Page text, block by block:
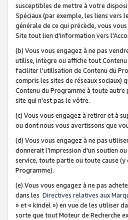
susceptibles de mettre à votre
Spéciaux (par exemple, les liens vers
générale de ce qui précède, vous
Site tout lien d'information vers
(b) Vous vous engagez à ne pas
utilise, intègre ou affiche tout
faciliter l'utilisation de Contenu du
compris les sites de réseaux sociaux)
Contenu du Programme à toute
site qui n'est pas le vôtre.
(c) Vous vous engagez à retirer et à
ou dont nous vous avertissons que
(d) Vous vous engagez à ne pas
donnerait l'impression d'un soutien
service, toute partie ou toute cause
Programme).
(e) Vous vous engagez à ne pas
dans les Directives relatives aux
» et « kindel ») en vue de les utiliser
sorte que tout Moteur de Recherche